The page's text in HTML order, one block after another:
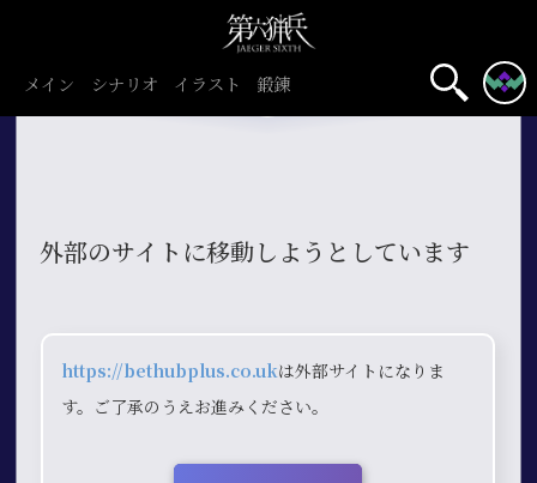
メイン シナリオ イラスト 鍛錬
外部のサイトに移動しようとしています
https://bethubplus.co.ukは外部サイトになりま
す。ご了承のうえお進みください。